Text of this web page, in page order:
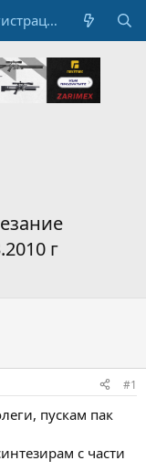
Регистрация
г
#1
пускам пак
с части